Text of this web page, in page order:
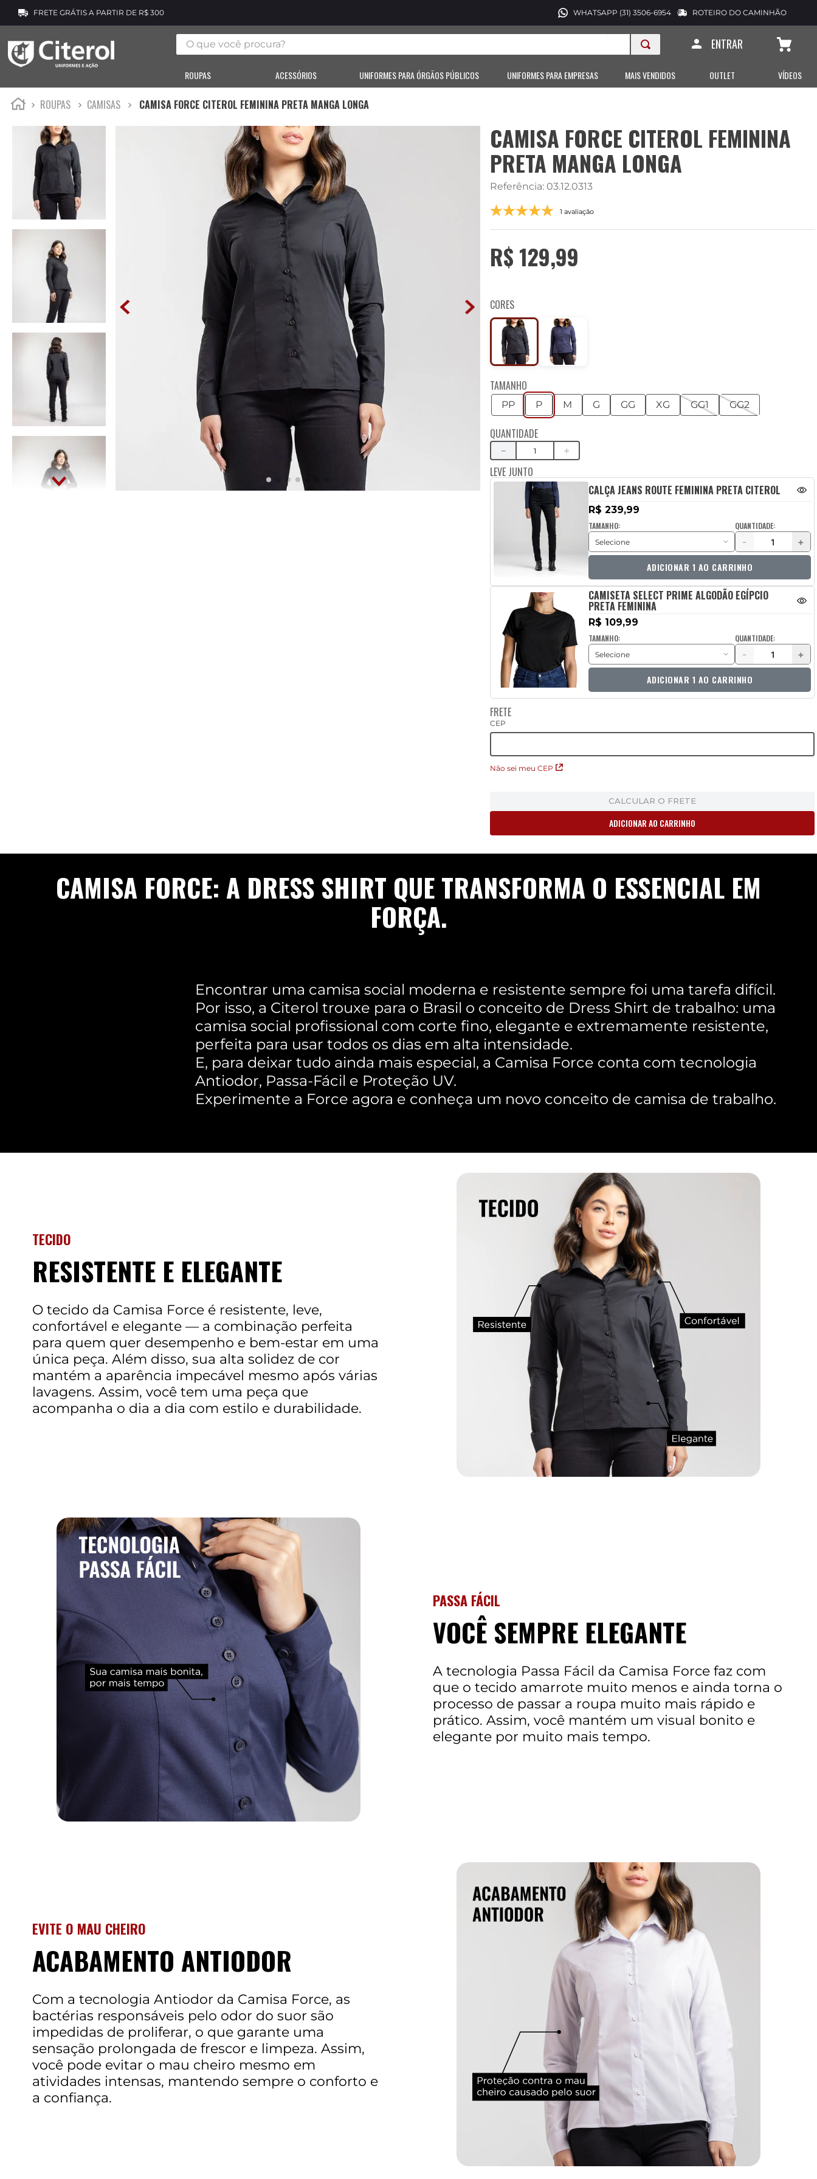
FRETE GRÁTIS A PARTIR DE R$ 300 WHATSAPP (31) 3506-6954 ROTEIRO DO CAMINHÃO
O que você procura? ENTRAR
ROUPAS ACESSÓRIOS UNIFORMES PARA ÓRGÃOS PÚBLICOS UNIFORMES PARA EMPRESAS MAIS VENDIDOS OUTLET VÍDEOS
ROUPAS CAMISAS CAMISA FORCE CITEROL FEMININA PRETA MANGA LONGA
CAMISA FORCE CITEROL FEMININA
PRETA MANGA LONGA
Referência: 03.12.0313
1 avaliação
R$ 129,99
CORES
TAMANHO
PP P M G GG XG GG1 GG2
QUANTIDADE
＋
－
LEVE JUNTO
CALÇA JEANS ROUTE FEMININA PRETA CITEROL
R$ 239,99
TAMANHO: QUANTIDADE:
- +
ADICIONAR 1 AO CARRINHO
CAMISETA SELECT PRIME ALGODÃO EGÍPCIO
PRETA FEMININA
R$ 109,99
TAMANHO: QUANTIDADE:
- +
ADICIONAR 1 AO CARRINHO
FRETE
CEP
Não sei meu CEP
CALCULAR O FRETE
ADICIONAR AO CARRINHO
CAMISA FORCE: A DRESS SHIRT QUE TRANSFORMA O ESSENCIAL EM
FORÇA.
Encontrar uma camisa social moderna e resistente sempre foi uma tarefa difícil.
Por isso, a Citerol trouxe para o Brasil o conceito de Dress Shirt de trabalho: uma
camisa social profissional com corte fino, elegante e extremamente resistente,
perfeita para usar todos os dias em alta intensidade.
E, para deixar tudo ainda mais especial, a Camisa Force conta com tecnologia
Antiodor, Passa-Fácil e Proteção UV.
Experimente a Force agora e conheça um novo conceito de camisa de trabalho.
TECIDO
RESISTENTE E ELEGANTE
O tecido da Camisa Force é resistente, leve,
confortável e elegante — a combinação perfeita
para quem quer desempenho e bem-estar em uma
única peça. Além disso, sua alta solidez de cor
mantém a aparência impecável mesmo após várias
lavagens. Assim, você tem uma peça que
acompanha o dia a dia com estilo e durabilidade.
PASSA FÁCIL
VOCÊ SEMPRE ELEGANTE
A tecnologia Passa Fácil da Camisa Force faz com
que o tecido amarrote muito menos e ainda torna o
processo de passar a roupa muito mais rápido e
prático. Assim, você mantém um visual bonito e
elegante por muito mais tempo.
EVITE O MAU CHEIRO
ACABAMENTO ANTIODOR
Com a tecnologia Antiodor da Camisa Force, as
bactérias responsáveis pelo odor do suor são
impedidas de proliferar, o que garante uma
sensação prolongada de frescor e limpeza. Assim,
você pode evitar o mau cheiro mesmo em
atividades intensas, mantendo sempre o conforto e
a confiança.